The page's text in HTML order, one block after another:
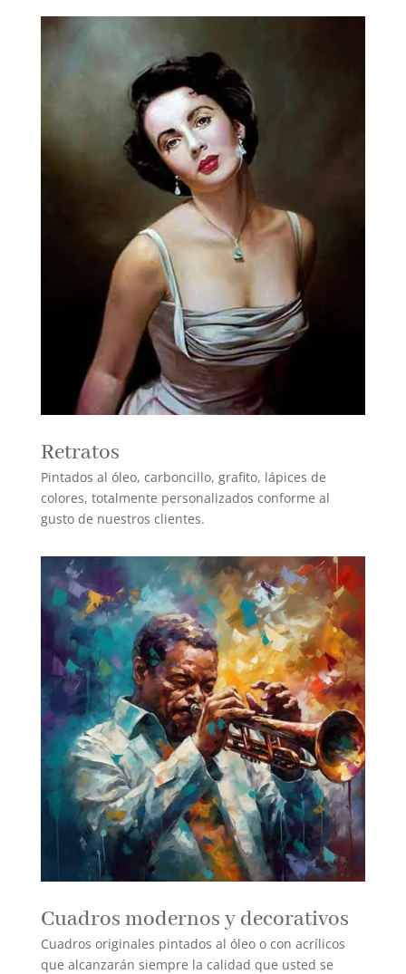
Retratos
Pintados al óleo, carboncillo, grafito, lápices de
colores, totalmente personalizados conforme al
gusto de nuestros clientes.
Cuadros modernos y decorativos
Cuadros originales pintados al óleo o con acrílicos
que alcanzarán siempre la calidad que usted se